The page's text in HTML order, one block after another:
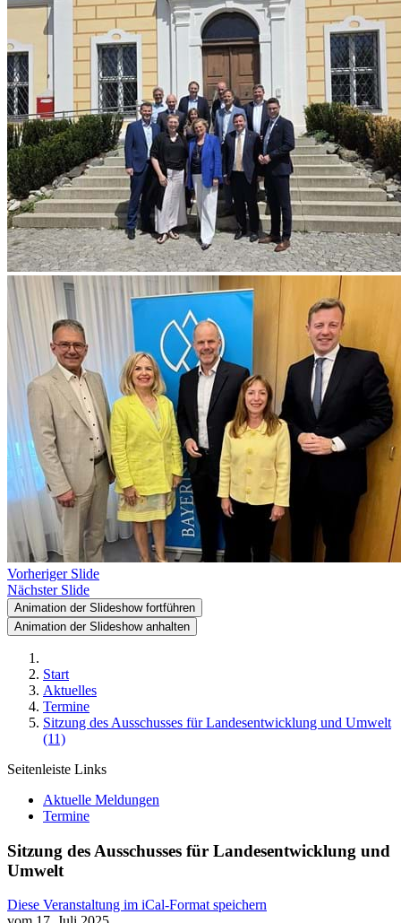
Vorheriger Slide
Nächster Slide
Animation der Slideshow fortführen
Animation der Slideshow anhalten
Start
Aktuelles
Termine
Sitzung des Ausschusses für Landesentwicklung und Umwelt
(11)
Seitenleiste Links
Aktuelle Meldungen
Termine
Sitzung des Ausschusses für Landesentwicklung und
Umwelt
Diese Veranstaltung im iCal-Format speichern